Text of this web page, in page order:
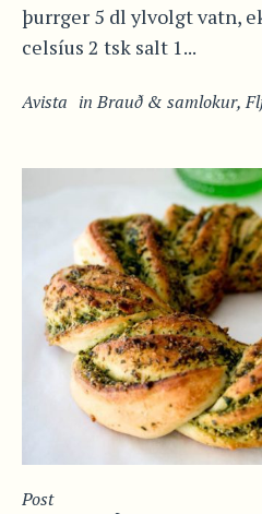
þurrger 5 dl ylvolgt vatn,
celsíus 2 tsk salt 1...
Avista inBrauð & samlokur,
Post